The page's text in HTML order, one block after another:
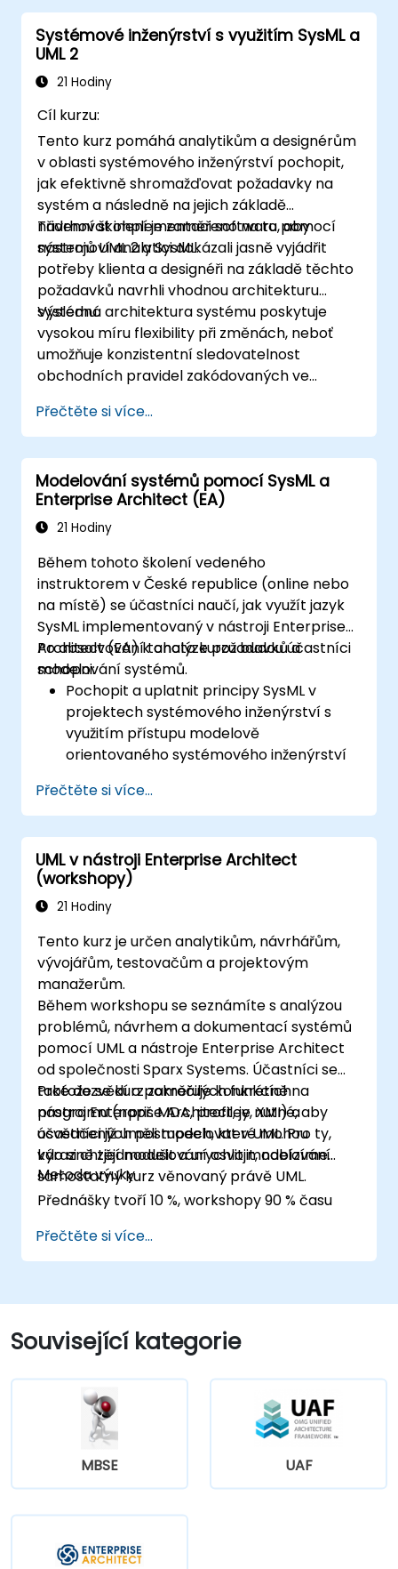
Provádět strukturované kontroly modelů
Přidávat jasné a relevantní komentáře
během revize v rámci nástroje Capella
Systémové inženýrství s využitím SysML a
UML 2
21 Hodiny
Cíl kurzu:
Tento kurz pomáhá analytikům a designérům
v oblasti systémového inženýrství pochopit,
jak efektivně shromažďovat požadavky na
systém a následně na jejich základě
navrhovat implementaci softwaru pomocí
nástrojů UML 2 a SysML.
Třidenní školení je zaměřeno na to, aby
systemoví analytici dokázali jasně vyjádřit
potřeby klienta a designéři na základě těchto
požadavků navrhli vhodnou architekturu
systému.
Výsledná architektura systému poskytuje
vysokou míru flexibility při změnách, neboť
umožňuje konzistentní sledovatelnost
obchodních pravidel zakódovaných ve
(případů použití) až na úroveň samotné
softwarové implementace.
Přečtěte si více...
Modelování systémů pomocí SysML a
Enterprise Architect (EA)
21 Hodiny
Během tohoto školení vedeného
instruktorem v České republice (online nebo
na místě) se účastníci naučí, jak využít jazyk
SysML implementovaný v nástroji Enterprise
Architect (EA) k analýze požadavků a
modelování systémů.
Po absolvování tohoto kurzu budou účastníci
schopni:
Pochopit a uplatnit principy SysML v
projektech systémového inženýrství s
využitím přístupu modelově
orientovaného systémového inženýrství
Identifikovat požadavky na systém na
základě modelů použití.
Návrhit a analyzovat architekturu
systému.
Přečtěte si více...
UML v nástroji Enterprise Architect
(workshopy)
21 Hodiny
Tento kurz je určen analytikům, návrhářům,
vývojářům, testovačům a projektovým
manažerům.
Během workshopu se seznámíte s analýzou
problémů, návrhem a dokumentací systémů
pomocí UML a nástroje Enterprise Architect
od společnosti Sparx Systems. Účastníci se
také dozvědí o pokročilých funkcích
programu (např. MDA, profiley, XMI) a
osvědčených postupech, které mohou
výrazně zjednodušit a urychlit modelování.
Protože se kurz zaměřuje konkrétně na
nástroj Enterprise Architect, je nutné, aby
účastníci již uměli modelovat v UML. Pro ty,
kdo si chtějí modelování osvojit, nabízíme
samostatný kurz věnovaný právě UML.
Metoda výuky
Přednášky tvoří 10 %, workshopy 90 % času
Přečtěte si více...
Související kategorie
MBSE UAF